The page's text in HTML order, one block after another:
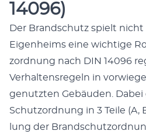
14096)
Der Brand­schutz spielt
Eigen­heims eine wichtige
zord­nung nach DIN 14096
Ver­hal­tensregeln in
genutzten Gebäu­den. Dabei
Schut­zord­nung in 3 Teile (A,
lung der